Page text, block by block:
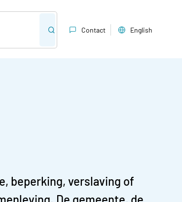
Contact English
beperking, verslaving of